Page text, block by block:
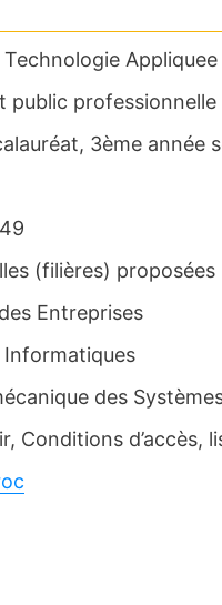
3ème année
(filières) proposées
Entreprises
Informatiques
des
Conditions